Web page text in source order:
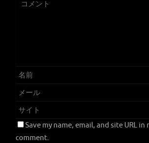
Save my name, email, and site URL
comment.